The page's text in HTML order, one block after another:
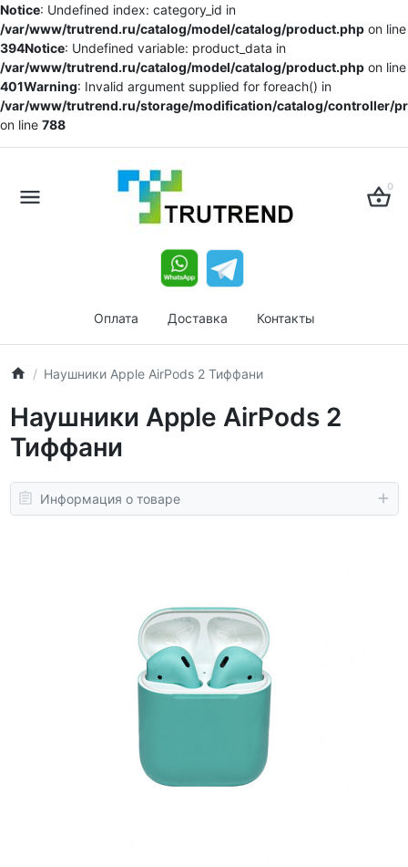
Notice: Undefined index: category_id in
/var/www/trutrend.ru/catalog/model/catalog/product.php on line
394Notice: Undefined variable: product_data in
/var/www/trutrend.ru/catalog/model/catalog/product.php on line
401Warning: Invalid argument supplied for foreach() in
/var/www/trutrend.ru/storage/modification/catalog/controller/
on line 788
0
Оплата Доставка Контакты
Наушники Apple AirPods 2 Тиффани
Наушники Apple AirPods 2
Тиффани
Информация о товаре